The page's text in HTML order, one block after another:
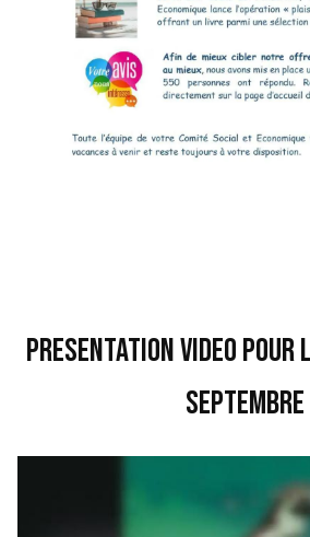
PRESENTATION VIDEO POUR
SEPTEMBRE